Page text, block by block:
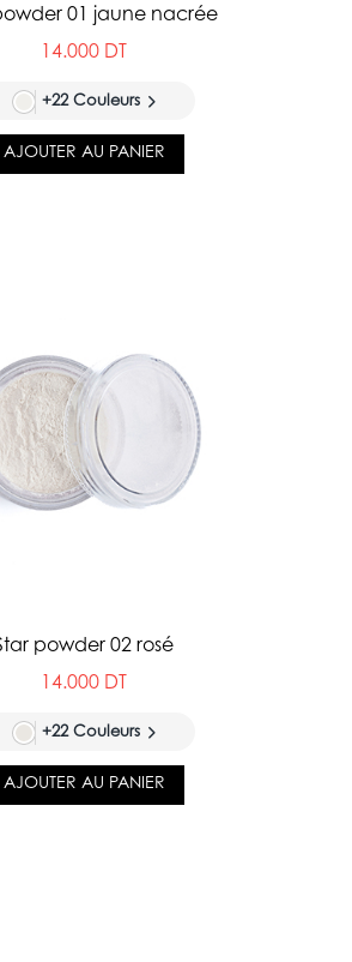
01 jaune nacrée
14.000 DT
+22 Couleurs
AJOUTER AU PANIER
powder 02 rosé
14.000 DT
+22 Couleurs
AJOUTER AU PANIER